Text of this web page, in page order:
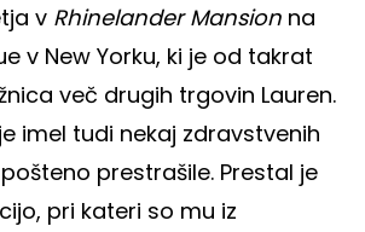
v Rhinelander Mansion na
v New Yorku, ki je od takrat
več drugih trgovin Lauren.
imel tudi nekaj zdravstvenih
prestrašile. Prestal je
pri kateri so mu iz